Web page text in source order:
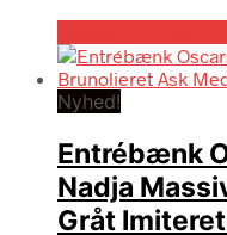
Nyhed!
Entrébænk
Nadja
Gråt